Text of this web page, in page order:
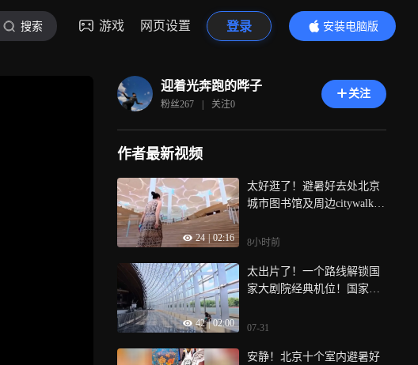
搜索 游戏 网页设置 登录
安装电脑版
内容更精彩
迎着光奔跑的晔子
粉丝267 | 关注0
关注
作者最新视频
24 | 02:16
太好逛了！避暑好去处北京
城市图书馆及周边citywalk
地标！看书 看展 拍照 打
赞了！北京城市图书馆-北京
大运河博物馆-北京艺术中心
8小时前
42 | 02:00
太出片了！一个路线解锁国
家大剧院经典机位！国家大
你解锁国家大剧院所有经典
片！
07-31
安静！北京十个室内避暑好